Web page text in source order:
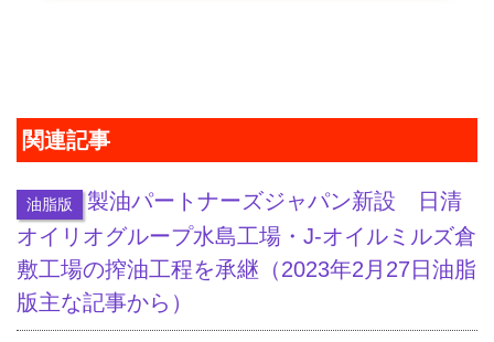
関連記事
油脂版
製油パートナーズジャパン新設 日清
オイリオグループ水島工場・J-オイルミルズ倉
敷工場の搾油工程を承継（2023年2月27日油脂
版主な記事から）